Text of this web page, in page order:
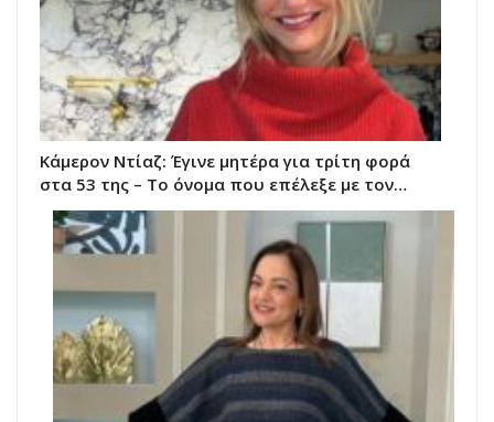
Κάμερον Ντίαζ: Έγινε μητέρα για τρίτη φορά
στα 53 της – Το όνομα που επέλεξε με τον…